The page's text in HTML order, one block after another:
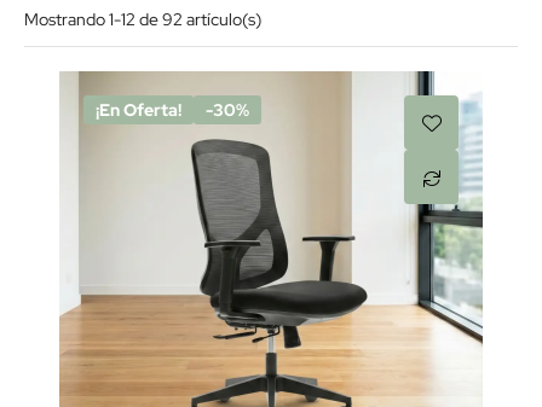
Mostrando 1-12 de 92 artículo(s)
¡En Oferta! -30%